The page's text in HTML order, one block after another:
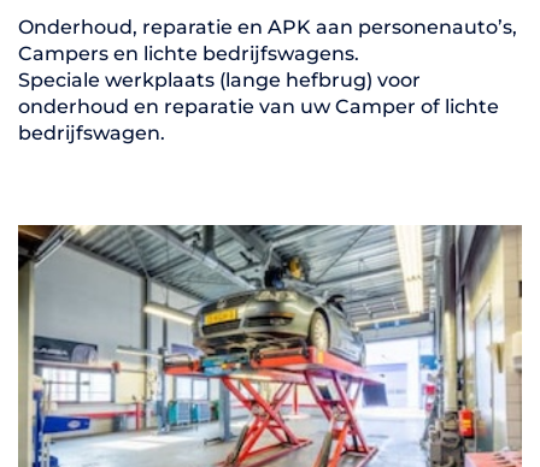
Onderhoud, reparatie en APK aan personenauto’s,
Campers en lichte bedrijfswagens.
Speciale werkplaats (lange hefbrug) voor
onderhoud en reparatie van uw Camper of lichte
bedrijfswagen.